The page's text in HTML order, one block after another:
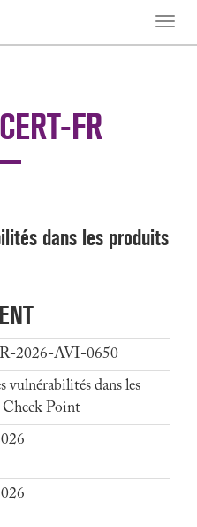
Toggle
FR
dans les produits
2026-AVI-0650
vulnérabilités dans les
Point